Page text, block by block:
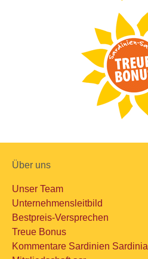
Über uns
Unser Team
Unternehmensleitbild
Bestpreis-Versprechen
Treue Bonus
Kommentare Sardinien Sardinia